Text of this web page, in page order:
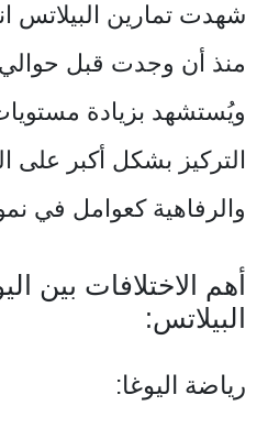
شهدت تمارين البيلاتس
منذ أن وجدت قبل حوالي
ويُستشهد بزيادة
التركيز بشكل أكبر على
والرفاهية كعوامل في
أهم الاختلافات بين
البيلاتس:
رياضة اليوغا: